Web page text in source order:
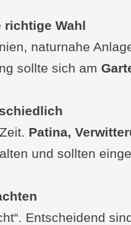
richtige Wahl
naturnahe
sollte sich am
Patina,
und sollten
Entscheidend